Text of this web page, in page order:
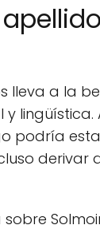
lleva a la
lingüística.
podría
derivar